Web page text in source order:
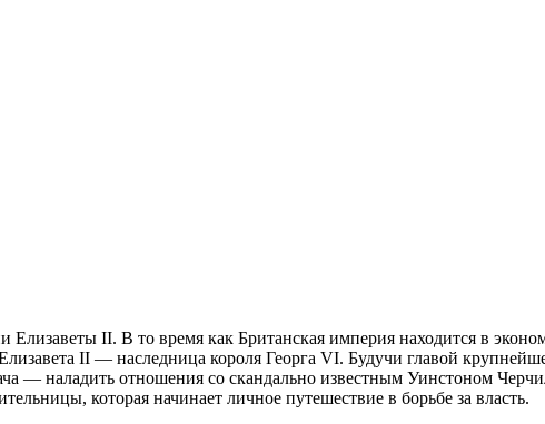
II. В то время как Британская империя находится в
II — наследница короля Георга VI. Будучи главой
— наладить отношения со скандально известным Уинстоном
которая начинает личное путешествие в борьбе за власть.